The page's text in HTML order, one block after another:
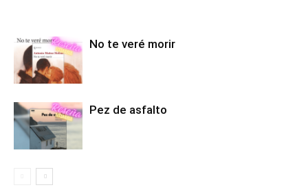
No te veré morir
Pez de asfalto